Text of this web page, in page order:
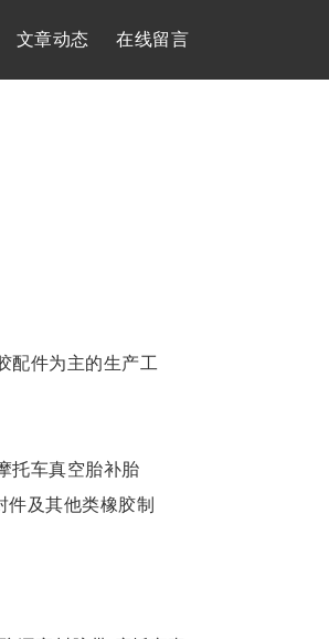
文章动态 在线留言
配件为主的生产工
托车真空胎补胎
及其他类橡胶制